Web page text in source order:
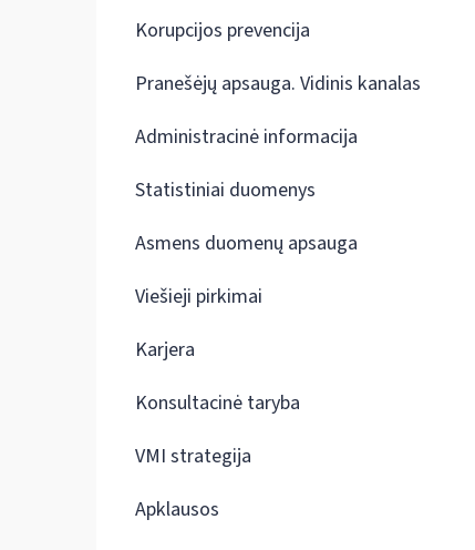
Korupcijos prevencija
Pranešėjų apsauga. Vidinis kanalas
Administracinė informacija
Statistiniai duomenys
Asmens duomenų apsauga
Viešieji pirkimai
Karjera
Konsultacinė taryba
VMI strategija
Apklausos